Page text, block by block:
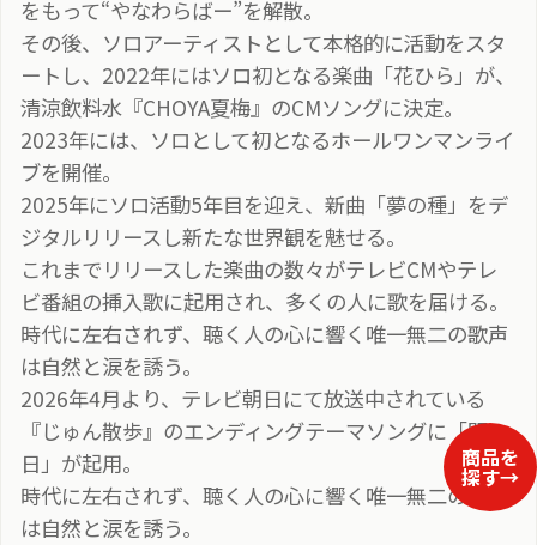
をもって“やなわらばー”を解散。
その後、ソロアーティストとして本格的に活動をスタ
ートし、2022年にはソロ初となる楽曲「花ひら」が、
清涼飲料水『CHOYA夏梅』のCMソングに決定。
2023年には、ソロとして初となるホールワンマンライ
ブを開催。
2025年にソロ活動5年目を迎え、新曲「夢の種」をデ
ジタルリリースし新たな世界観を魅せる。
これまでリリースした楽曲の数々がテレビCMやテレ
ビ番組の挿入歌に起用され、多くの人に歌を届ける。
時代に左右されず、聴く人の心に響く唯一無二の歌声
は自然と涙を誘う。
2026年4月より、テレビ朝日にて放送中されている
『じゅん散歩』のエンディングテーマソングに「明
日」が起用。
時代に左右されず、聴く人の心に響く唯一無二の歌声
は自然と涙を誘う。